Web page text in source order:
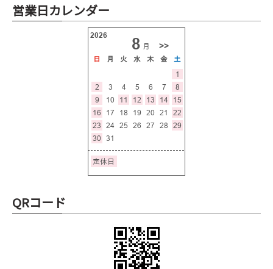
営業日カレンダー
QRコード